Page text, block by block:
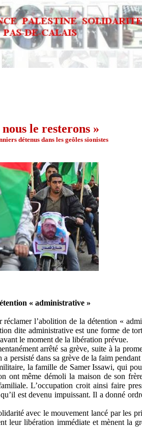
le resterons »
détenus dans les geôles sionistes
« administrative »
l’abolition de la détention «
dite administrative est une forme de
le moment de la libération prévue.
arrêté sa grève, suite à la
a persisté dans sa grève de la faim
la famille de SamerIssawi, qui
ont même démoli la maison de son
L’occupation croit ainsi faire
est devenu impuissant. Il a donné
avec le mouvement lancé par les
leur libération immédiate et mènent la